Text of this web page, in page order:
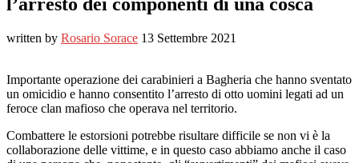
written by Rosario Sorace 13 Settembre 2021
Importante operazione dei carabinieri a Bagheria che hanno sventato
un omicidio e hanno consentito l’arresto di otto uomini legati ad un
feroce clan mafioso che operava nel territorio.
Combattere le estorsioni potrebbe risultare difficile se non vi è la
collaborazione delle vittime, e in questo caso abbiamo anche il caso